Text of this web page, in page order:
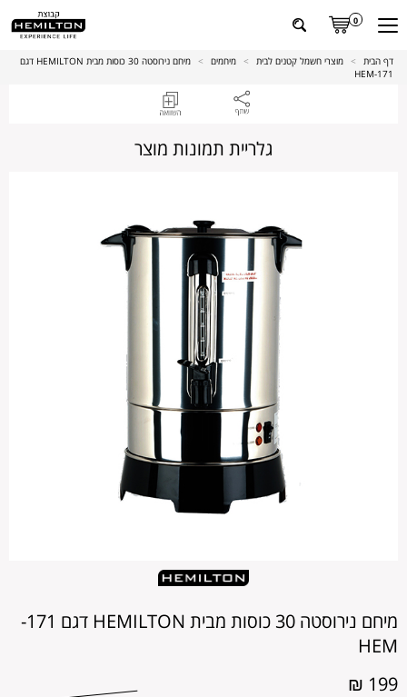
0
דף הבית > מוצרי חשמל קטנים לבית > מיחמים >
מיחם נירוסטה 30 כוסות מבית HEMILTON דגם
171-HEM
מיחם נירוסטה 30 כוסות מבית HEMILTON דגם 171-
HEM
199 ₪
גלריית תמונות מוצר